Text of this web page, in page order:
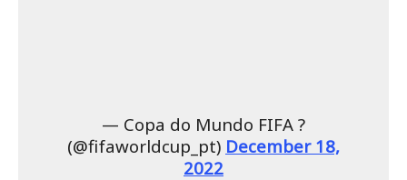
— Copa do Mundo FIFA ?
(@fifaworldcup_pt) December 18,
2022